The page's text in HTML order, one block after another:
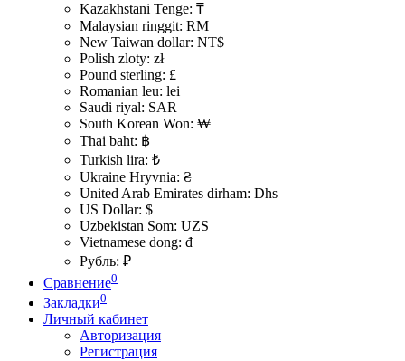
Kazakhstani Tenge: ₸
Malaysian ringgit: RM
New Taiwan dollar: NT$
Polish zloty: zł
Pound sterling: £
Romanian leu: lei
Saudi riyal: SAR
South Korean Won: ₩
Thai baht: ฿
Turkish lira: ₺
Ukraine Hryvnia: ₴
United Arab Emirates dirham: Dhs
US Dollar: $
Uzbekistan Som: UZS
Vietnamese dong: đ
Рубль: ₽
Сравнение0
Закладки0
Личный кабинет
Авторизация
Регистрация